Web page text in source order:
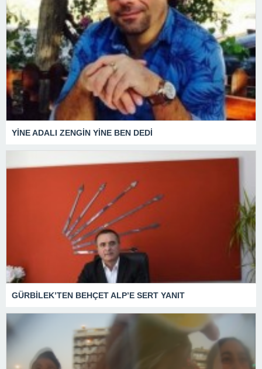
YİNE ADALI ZENGİN YİNE BEN DEDİ
GÜRBİLEK’TEN BEHÇET ALP’E SERT YANIT